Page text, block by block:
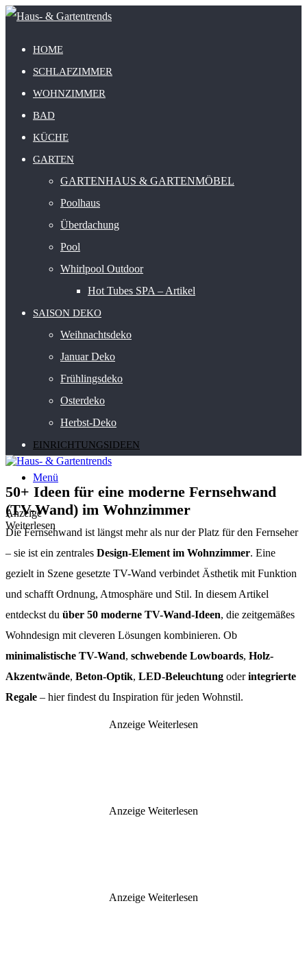
HOME
SCHLAFZIMMER
WOHNZIMMER
BAD
KÜCHE
GARTEN
GARTENHAUS & GARTENMÖBEL
Poolhaus
Überdachung
Pool
Whirlpool Outdoor
Hot Tubes SPA – Artikel
SAISON DEKO
Weihnachtsdeko
Januar Deko
Frühlingsdeko
Osterdeko
Herbst-Deko
EINRICHTUNGSIDEEN
Menü
50+ Ideen für eine moderne Fernsehwand
(TV-Wand) im Wohnzimmer
Anzeige
Weiterlesen
Die Fernsehwand ist längst mehr als nur der Platz für den Fernseher
– sie ist ein zentrales Design-Element im Wohnzimmer. Eine
gezielt in Szene gesetzte TV-Wand verbindet Ästhetik mit Funktion
und schafft Ordnung, Atmosphäre und Stil. In diesem Artikel
entdeckst du über 50 moderne TV-Wand-Ideen, die zeitgemäßes
Wohndesign mit cleveren Lösungen kombinieren. Ob
minimalistische TV-Wand, schwebende Lowboards, Holz-
Akzentwände, Beton-Optik, LED-Beleuchtung oderintegrierte
Regale – hier findest du Inspiration für jeden Wohnstil.
Anzeige Weiterlesen
Anzeige Weiterlesen
Anzeige Weiterlesen